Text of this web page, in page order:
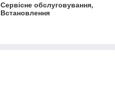
Сервісне обслуговування,
Встановлення